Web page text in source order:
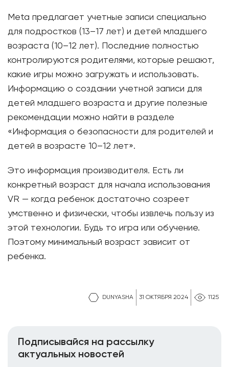
DUNYASHA 31 ОКТЯБРЯ 2024 1125
Meta предлагает учетные записи специально
для подростков (13–17 лет) и детей младшего
возраста (10–12 лет). Последние полностью
контролируются родителями, которые решают,
какие игры можно загружать и использовать.
Информацию о создании учетной записи для
детей младшего возраста и другие полезные
рекомендации можно найти в разделе
«Информация о безопасности для родителей и
детей в возрасте 10–12 лет».
Это информация производителя. Есть ли
конкретный возраст для начала использования
VR — когда ребенок достаточно созреет
умственно и физически, чтобы извлечь пользу из
этой технологии. Будь то игра или обучение.
Поэтому минимальный возраст зависит от
ребенка.
Подписывайся на рассылку
актуальных новостей